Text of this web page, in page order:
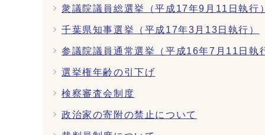
衆議院議員総選挙（平成17年9月11日執行
千葉県知事選挙（平成17年3月13日執行）
参議院議員通常選挙（平成16年7月11日執
選挙権年齢の引下げ
検察審査会制度
政治家の寄附の禁止について